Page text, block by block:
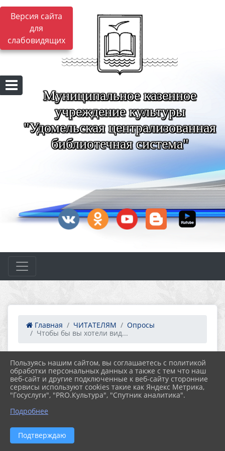
Версия сайта
для
слабовидящих
Муниципальное казенное
учреждение культуры
"Удомельская централизованная
библиотечная система"
Главная ЧИТАТЕЛЯМ
Опросы
Чтобы бы вы хотели вид...
ЧТОБЫ БЫ ВЫ ХОТЕЛИ ВИДЕТЬ НА САЙТЕ
В БОЛЕЕ ПОДРОБНОМ РАСКРЫТИИ
ТЕМЫ?
Чтобы бы вы хотели видеть на сайте в более
подробном раскрытии темы?
анонс мероприятий в библиотеке
викторины, конкурсы
Пользуясь нашим сайтом, вы соглашаетесь с политикой
обработки персональных данных а также с тем что наш
веб-сайт и другие подключенные к веб-сайту сторонние
сервисы используют cookies такие как Яндекс Метрика,
"Госуслуги", "PRO.Культура", "Спутник аналитика".
Подробнее
Подтверждаю